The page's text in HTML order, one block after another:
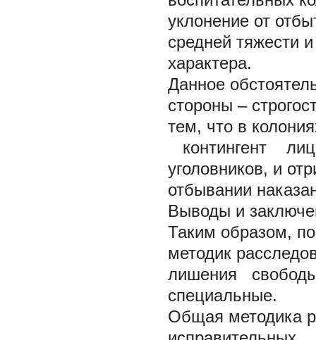
уклонение от
средней
характера.
Данное
стороны –
тем, что в
контингент
уголовников, и
отбывании
Выводы и
Таким образом,
методик
лишения свободы
специальные.
Общая методика